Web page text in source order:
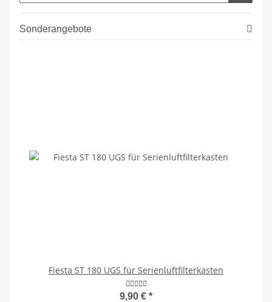
Sonderangebote
Fiesta ST 180 UGS für Serienluftfilterkasten
9,90 € *